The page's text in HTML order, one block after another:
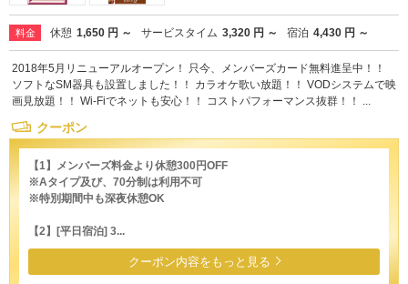
料金 休憩 1,650 円 ～ サービスタイム 3,320 円 ～ 宿泊 4,430 円 ～
2018年5月リニューアルオープン！ 只今、メンバーズカード無料進呈中！！
ソフトなSM器具も設置しました！！ カラオケ歌い放題！！ VODシステムで映
画見放題！！ Wi-Fiでネットも安心！！ コストパフォーマンス抜群！！ ...
クーポン
【1】メンバーズ料金より休憩300円OFF
※Aタイプ及び、70分制は利用不可
※特別期間中も深夜休憩OK
【2】[平日宿泊] 3...
クーポン内容をもっと見る